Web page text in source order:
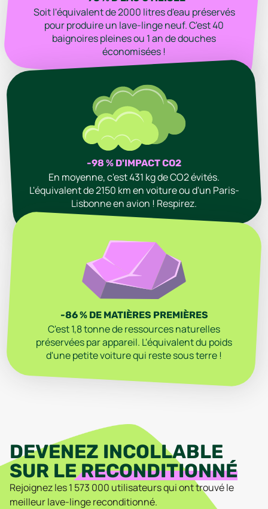
Soit l'équivalent de 2000 litres d'eau préservés
pour produire un lave-linge neuf. C'est 40
baignoires pleines ou 1 an de douches
économisées !
-98 % D'IMPACT CO2
En moyenne, c'est 431 kg de CO2 évités.
L'équivalent de 2150 km en voiture ou d'un Paris-
Lisbonne en avion ! Respirez.
-86 % DE MATIÈRES PREMIÈRES
C'est 1,8 tonne de ressources naturelles
préservées par appareil. L'équivalent du poids
d'une petite voiture qui reste sous terre !
DEVENEZ INCOLLABLE
SUR LE RECONDITIONNÉ
Rejoignez les1 573 000 utilisateurs qui ont trouvéle
meilleurlave-lingereconditionné.